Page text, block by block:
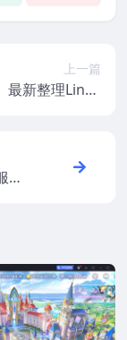
上一篇
最新整理Linux
务